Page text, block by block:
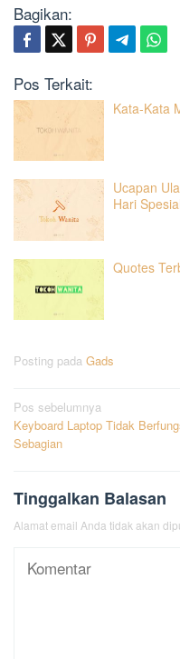
Bagikan:
Pos Terkait:
Kata-Kata
Ucapan
Hari
Quotes
Posting pada Gads
Navigasi
pos
Pos sebelumnya
Keyboard Laptop Tidak
Sebagian
Tinggalkan Balasan
Alamat email Anda tidak akan